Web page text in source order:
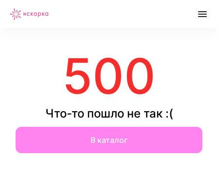
500
Что-то пошло не так :(
В каталог